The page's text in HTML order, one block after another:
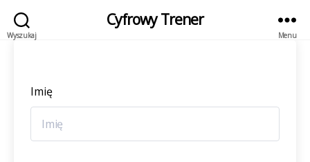
Wyszukaj
Cyfrowy Trener
Menu
Imię